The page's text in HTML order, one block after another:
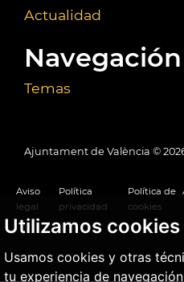
Utilizamos cookies
Usamos cookies y otras
tu experiencia de
Actualidad
Temas
Ajuntament de València ©
Aviso
legal
Política
privacidad
Política de
cookies